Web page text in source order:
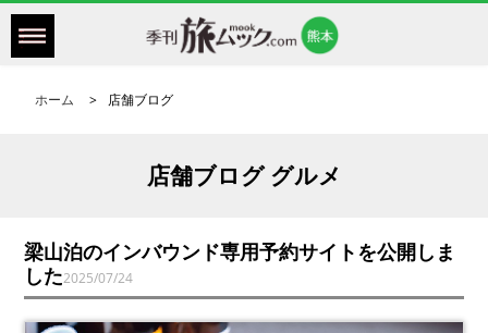
ホーム 店舗ブログ
店舗ブログ グルメ
梁山泊のインバウンド専用予約サイトを公開しま
した2025/07/24